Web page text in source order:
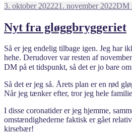
Udgivet
3. oktober 202221. november 2022DM
Nyt fra gløggbryggeriet
Så er jeg endelig tilbage igen. Jeg har
hehe. Derudover var resten af
DM på et tidspunkt, så det er jo bare
Så det er jeg så. Årets plan er en rød
Når jeg tænker efter, tror jeg hele
I disse coronatider er jeg hjemme,
omstændighederne faktisk er gået
kirsebær!